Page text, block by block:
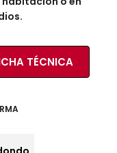
TÉCNICA